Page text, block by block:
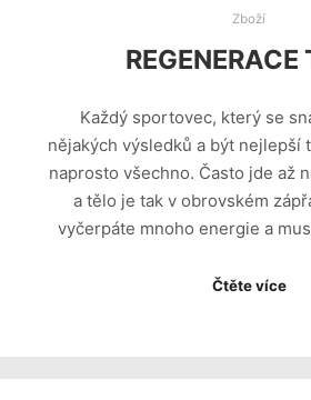
Zboží
REGENERACE
Každý sportovec, který se
nějakých výsledků a být nejlepší
naprosto všechno. Často jde až
a tělo je tak v obrovském
vyčerpáte mnoho energie a
Čtěte více